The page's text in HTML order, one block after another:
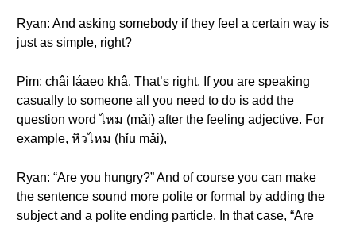
Ryan: And asking somebody if they feel a certain way is
just as simple, right?
Pim: châi láaeo khâ. That’s right. If you are speaking
casually to someone all you need to do is add the
question word ไหม (mǎi) after the feeling adjective. For
example, หิวไหม (hǐu mǎi),
Ryan: “Are you hungry?” And of course you can make
the sentence sound more polite or formal by adding the
subject and a polite ending particle. In that case, “Are